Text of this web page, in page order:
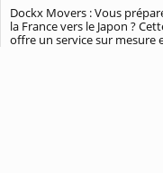
Dockx Movers : Vous
la France vers le Japon ?
offre un service sur mesure